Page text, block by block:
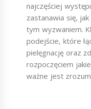
najczęściej
zastanawia się,
tym wyzwaniem.
podejście, które
pielęgnację oraz
rozpoczęciem
ważne jest